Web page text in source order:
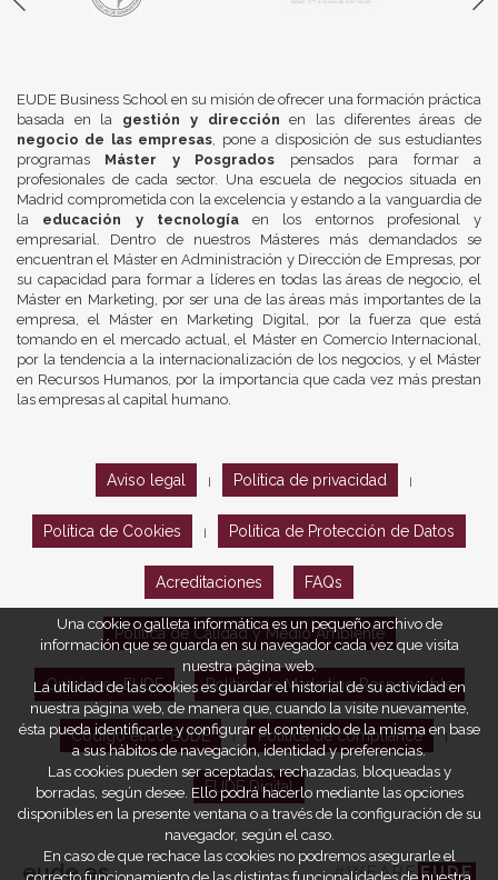
EUDE Business School en su misión de ofrecer una formación práctica
basada en la gestión y dirección en las diferentes áreas de
negocio de las empresas, pone a disposición de sus estudiantes
programas Máster y Posgrados pensados para formar a
profesionales de cada sector. Una escuela de negocios situada en
Madrid comprometida con la excelencia y estando a la vanguardia de
la educación y tecnologíaen los entornos profesional y
empresarial. Dentro de nuestros Másteres más demandados se
encuentran el Máster en Administración y Dirección de Empresas, por
su capacidad para formar a líderes en todas las áreas de negocio, el
Máster en Marketing, por ser una de las áreas más importantes de la
empresa, el Máster en Marketing Digital, por la fuerza que está
tomando en el mercado actual, el Máster en Comercio Internacional,
por la tendencia a la internacionalización de los negocios, y el Máster
en Recursos Humanos, por la importancia que cada vez más prestan
las empresas al capital humano.
Aviso legal Política de privacidad
Política de Cookies Política de Protección de Datos
Acreditaciones FAQs
Política de Calidad y Medio Ambiente
Opiniones EUDE Política de Marketing Responsable
Código ético EUDE | Política de compliance |
EUDE Digital
eude.es #WEAREEUDE
Una cookie o galleta informática es un pequeño archivo de
información que se guarda en su navegador cada vez que visita
nuestra página web.
La utilidad de las cookies es guardar el historial de su actividad en
nuestra página web, de manera que, cuando la visite nuevamente,
ésta pueda identificarle y configurar el contenido de la misma en base
a sus hábitos de navegación, identidad y preferencias.
Las cookies pueden ser aceptadas, rechazadas, bloqueadas y
borradas, según desee. Ello podrá hacerlo mediante las opciones
disponibles en la presente ventana o a través de la configuración de su
navegador, según el caso.
En caso de que rechace las cookies no podremos asegurarle el